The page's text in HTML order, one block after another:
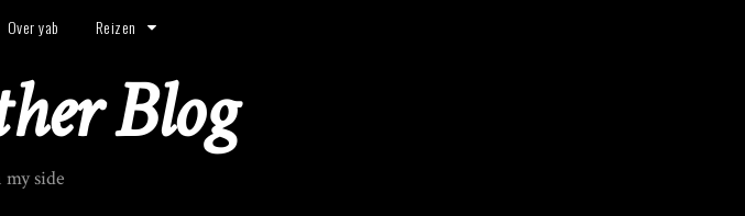
Over yab Reizen
Blog
side